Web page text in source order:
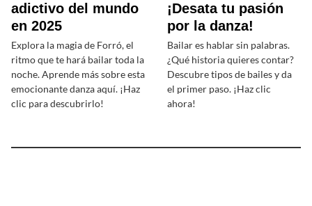
adictivo del mundo
en 2025
Explora la magia de Forró, el
ritmo que te hará bailar toda la
noche. Aprende más sobre esta
emocionante danza aquí. ¡Haz
clic para descubrirlo!
¡Desata tu pasión
por la danza!
Bailar es hablar sin palabras.
¿Qué historia quieres contar?
Descubre tipos de bailes y da
el primer paso. ¡Haz clic
ahora!